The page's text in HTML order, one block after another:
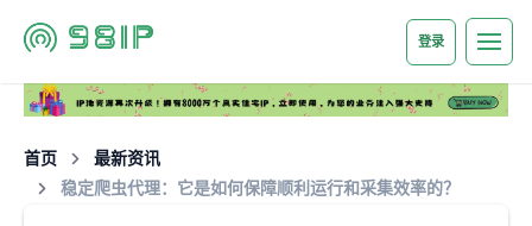
登录
首页
最新资讯
稳定爬虫代理：它是如何保障顺利运行和采集效率的？